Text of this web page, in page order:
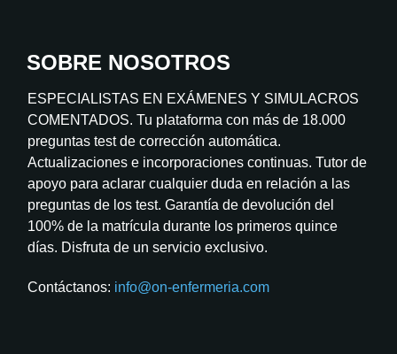
SOBRE NOSOTROS
ESPECIALISTAS EN EXÁMENES Y SIMULACROS
COMENTADOS. Tu plataforma con más de 18.000
preguntas test de corrección automática.
Actualizaciones e incorporaciones continuas. Tutor de
apoyo para aclarar cualquier duda en relación a las
preguntas de los test. Garantía de devolución del
100% de la matrícula durante los primeros quince
días. Disfruta de un servicio exclusivo.
Contáctanos: info@on-enfermeria.com